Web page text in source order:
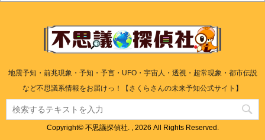
地震予知・前兆現象・予知・予言・UFO・宇宙人・透視・超常現象・都市伝説
など不思議系情報をお届けっ！【さくらさんの未来予知公式サイト】
Copyright© 不思議探偵社. , 2026 All Rights Reserved.